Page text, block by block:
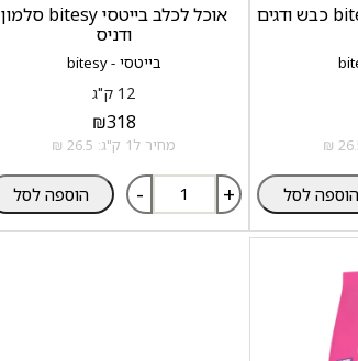
הוספה לסל
בייטסי - bitesy
אוכל לכלב בייטסי bitesy סלמון
ודניס
12 ק"ג
₪318
מחיר ל1 ק"ג: 26.5 ₪
- + הוספה לסל